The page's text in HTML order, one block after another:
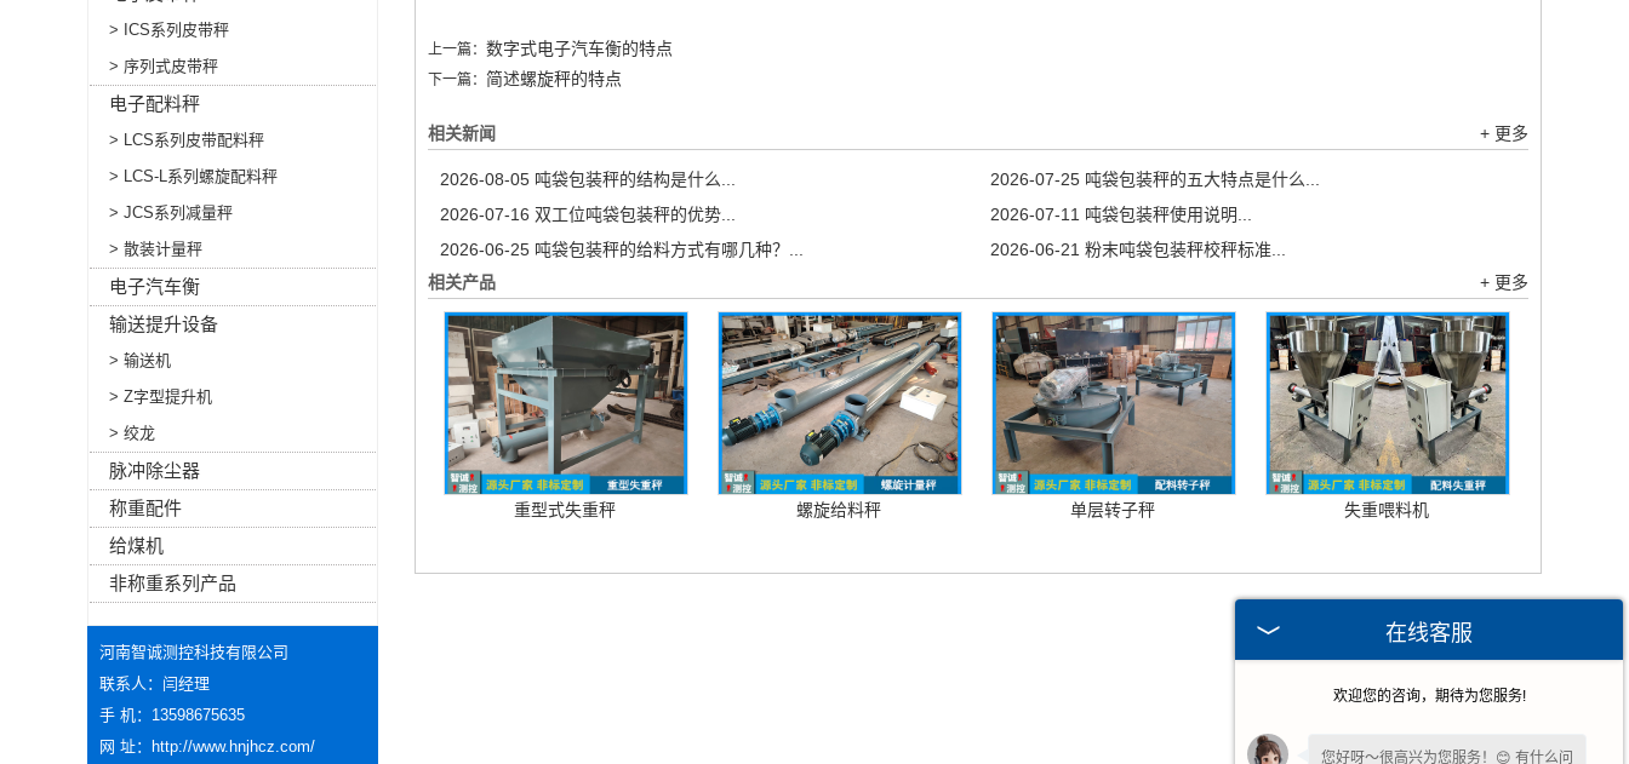
上一篇： 数字式电子汽车衡的特点
下一篇： 简述螺旋秤的特点
相关新闻 + 更多
2026-08-05 吨袋包装秤的结构是什么... 2026-07-25 吨袋包装秤的五大特点是什么...
2026-07-16 双工位吨袋包装秤的优势... 2026-07-11 吨袋包装秤使用说明...
2026-06-25 吨袋包装秤的给料方式有哪几种？... 2026-06-21 粉末吨袋包装秤校秤标准...
相关产品
+ 更多
重型式失重秤 螺旋给料秤 单层转子秤 失重喂料机
> ICS系列皮带秤
> 序列式皮带秤
电子配料秤
> LCS系列皮带配料秤
> LCS-L系列螺旋配料秤
> JCS系列减量秤
> 散装计量秤
电子汽车衡
输送提升设备
> 输送机
> Z字型提升机
> 绞龙
脉冲除尘器
称重配件
给煤机
非称重系列产品
河南智诚测控科技有限公司
联系人：闫经理
手 机：13598675635
网 址：
http://www.hnjhcz.com/
在线客服
欢迎您的咨询，期待为您服务!
您好呀～很高兴为您服务！😊 有什么问